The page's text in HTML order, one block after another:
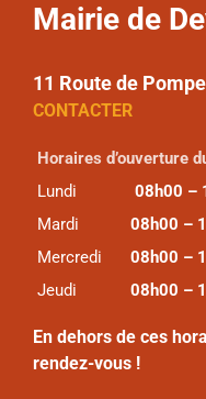
Mairie de
11 Route de
CONTACTER
Horaires d’ouverture
Lundi
08h00 –
Mardi
08h00 –
Mercredi
08h00 –
Jeudi
08h00 –
En dehors de ces
rendez-vous !